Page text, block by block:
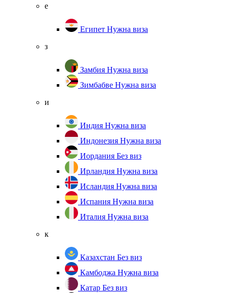
е
Египет Нужна виза
з
Замбия Нужна виза
Зимбабве Нужна виза
и
Индия Нужна виза
Индонезия Нужна виза
Иордания Без виз
Ирландия Нужна виза
Исландия Нужна виза
Испания Нужна виза
Италия Нужна виза
к
Казахстан Без виз
Камбоджа Нужна виза
Катар Без виз